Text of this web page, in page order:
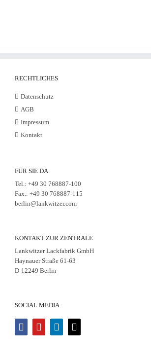
RECHTLICHES
Datenschutz
AGB
Impressum
Kontakt
FÜR SIE DA
Tel.: +49 30 768887-100
Fax.: +49 30 768887-115
berlin@lankwitzer.com
KONTAKT ZUR ZENTRALE
Lankwitzer Lackfabrik GmbH
Haynauer Straße 61-63
D-12249 Berlin
SOCIAL MEDIA